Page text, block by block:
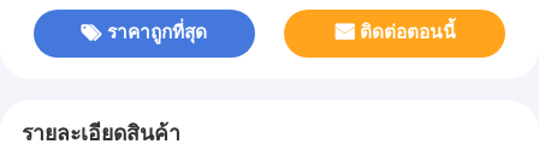
ราคาถูกที่สุด ติดต่อตอนนี้
รายละเอียดสินค้า